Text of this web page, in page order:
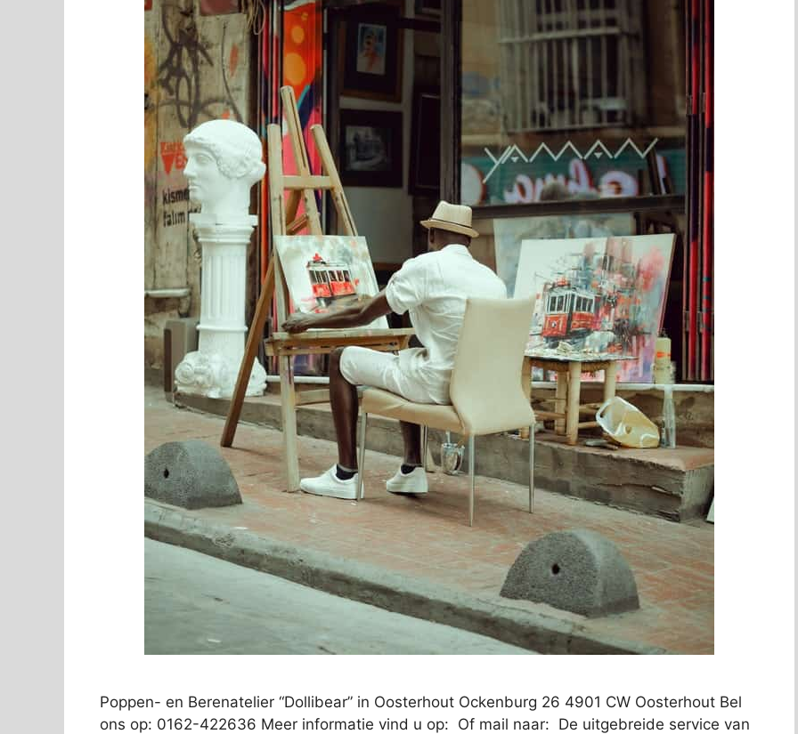
Poppen- en Berenatelier “Dollibear” in Oosterhout Ockenburg 26 4901 CW Oosterhout Bel
ons op: 0162-422636 Meer informatie vind u op: Of mail naar: De uitgebreide service van